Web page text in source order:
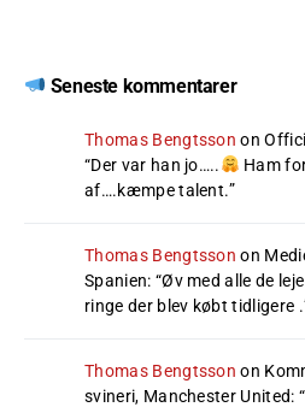
Seneste kommentarer
Thomas Bengtsson on
“Der var han jo…..
Ham
af….kæmpe talent.”
Thomas Bengtsson on
Spanien: “Øv med alle de
ringe der blev købt tidligere .
Thomas Bengtsson on
svineri, Manchester United: “